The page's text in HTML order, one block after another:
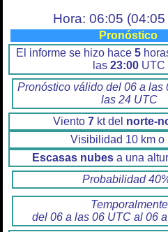
Hora: 06:05
Pronóstico
El informe se hizo hace 5
las 23:00 UTC
Pronóstico válido del 06 a las
las 24 UTC
Viento 7 kt del norte-
Visibilidad 10 km o
Escasas nubesa una
Probabilidad
Temporalmente
del 06 a las 06 UTC al 06